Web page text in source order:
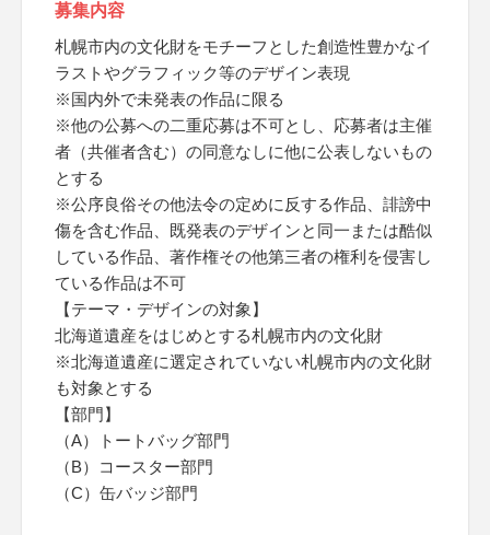
募集内容
札幌市内の文化財をモチーフとした創造性豊かなイ
ラストやグラフィック等のデザイン表現
※国内外で未発表の作品に限る
※他の公募への二重応募は不可とし、応募者は主催
者（共催者含む）の同意なしに他に公表しないもの
とする
※公序良俗その他法令の定めに反する作品、誹謗中
傷を含む作品、既発表のデザインと同一または酷似
している作品、著作権その他第三者の権利を侵害し
ている作品は不可
【テーマ・デザインの対象】
北海道遺産をはじめとする札幌市内の文化財
※北海道遺産に選定されていない札幌市内の文化財
も対象とする
【部門】
（A）トートバッグ部門
（B）コースター部門
（C）缶バッジ部門